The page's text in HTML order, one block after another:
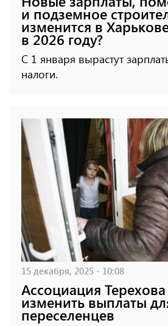
и подземное
изменится в
в 2026 году?
С 1 января вырастут
налоги.
15 декабря, 2025 - 10:08
Ассоциация
изменить выплаты
переселенцев